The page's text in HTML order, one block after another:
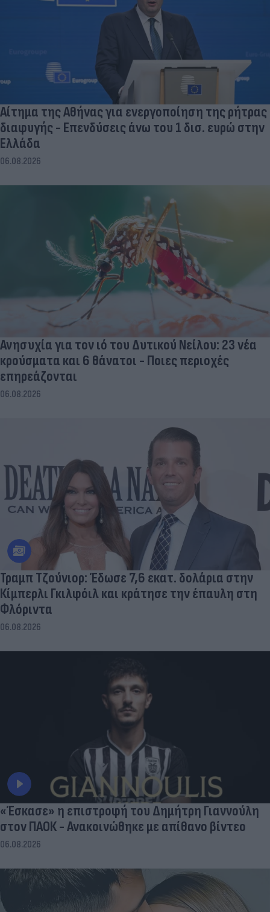
Αίτημα της Αθήνας για ενεργοποίηση της ρήτρας
διαφυγής - Επενδύσεις άνω του 1 δισ. ευρώ στην
Ελλάδα
06.08.2026
Ανησυχία για τον ιό του Δυτικού Νείλου: 23 νέα
κρούσματα και 6 θάνατοι - Ποιες περιοχές
επηρεάζονται
06.08.2026
Τραμπ Τζούνιορ: Έδωσε 7,6 εκατ. δολάρια στην
Κίμπερλι Γκιλφόιλ και κράτησε την έπαυλη στη
Φλόριντα
06.08.2026
«Έσκασε» η επιστροφή του Δημήτρη Γιαννούλη
στον ΠΑΟΚ - Ανακοινώθηκε με απίθανο βίντεο
06.08.2026